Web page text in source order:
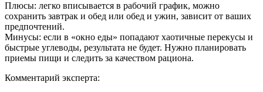
Плюсы: легко вписывается в рабочий график, можно
сохранить завтрак и обед или обед и ужин, зависит от ваших
предпочтений.
Минусы: если в «окно еды» попадают хаотичные перекусы и
быстрые углеводы, результата не будет. Нужно планировать
приемы пищи и следить за качеством рациона.
Комментарий эксперта: